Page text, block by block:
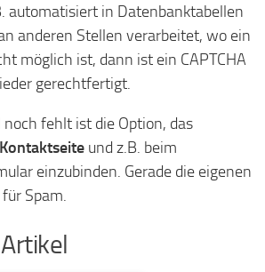
automatisiert in Datenbanktabellen
anderen Stellen verarbeitet, wo ein
möglich ist, dann ist ein CAPTCHA
gerechtfertigt.
noch fehlt ist die Option, das
Kontaktseite und z.B. beim
einzubinden. Gerade die eigenen
Spam.